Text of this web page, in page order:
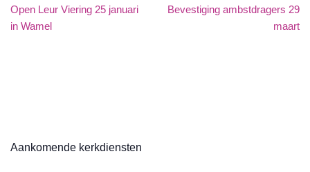
Open Leur Viering 25 januari
in Wamel
Bevestiging ambstdragers 29
maart
Aankomende kerkdiensten